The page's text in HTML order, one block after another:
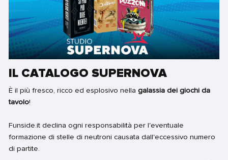
IL CATALOGO SUPERNOVA
È il più fresco, ricco ed esplosivo nella galassia dei giochi da
tavolo!
Funside.it declina ogni responsabilità per l'eventuale
formazione di stelle di neutroni causata dall'eccessivo numero
di partite.